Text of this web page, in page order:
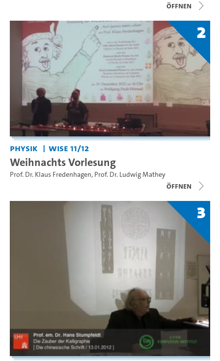
Öffnen
2
Physik WiSe 11/12
Weihnachts Vorlesung
Prof. Dr. Klaus Fredenhagen, Prof. Dr. Ludwig Mathey
Öffnen
3